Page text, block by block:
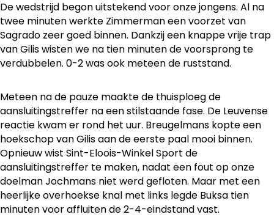
De wedstrijd begon uitstekend voor onze jongens. Al na
twee minuten werkte Zimmerman een voorzet van
Sagrado zeer goed binnen. Dankzij een knappe vrije trap
van Gilis wisten we na tien minuten de voorsprong te
verdubbelen. 0-2 was ook meteen de ruststand.
Meteen na de pauze maakte de thuisploeg de
aansluitingstreffer na een stilstaande fase. De Leuvense
reactie kwam er rond het uur. Breugelmans kopte een
hoekschop van Gilis aan de eerste paal mooi binnen.
Opnieuw wist Sint-Eloois-Winkel Sport de
aansluitingstreffer te maken, nadat een fout op onze
doelman Jochmans niet werd gefloten. Maar met een
heerlijke overhoekse knal met links legde Buksa tien
minuten voor affluiten de 2-4-eindstand vast.